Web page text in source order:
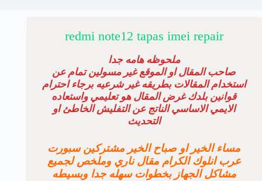
redmi note12 tapas imei repair
ملحوظه هامه جدا
صاحب المقال او الموقع غير مسولين تمام عن
استخدام المقالات بطريقه غير شرعيه برجاء احترام
قوانين بلدك غرض المقال هو تعليمي واستعاده
الايمي الاساسي الناتج عن التفليش الخاطئ او
التحديث
مساء الخير او صباح الخير مشتركين سبورت
عرب انلوك الكرام مقال ناري وملخص لجميع
مشاكل الجهاز بخطوات سهله جدا وبسيطه